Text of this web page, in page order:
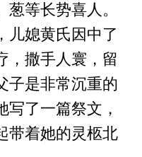
等长势喜人。
媳黄氏因中了
，撒手人寰，留
子是非常沉重的
了一篇祭文，
带着她的灵柩北